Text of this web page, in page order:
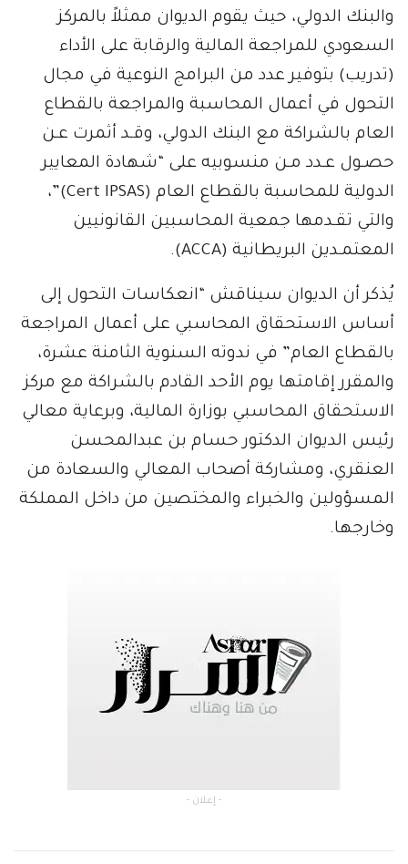
والبنك الدولي، حيث يقوم الديوان ممثلاً بالمركز
السعودي للمراجعة المالية والرقابة على الأداء
(تدريب) بتوفير عدد من البرامج النوعية في مجال
التحول في أعمال المحاسبة والمراجعة بالقطاع
العام بالشراكة مع البنك الدولي، وقـد أثمرت عـن
حصـول عـدد مـن منسوبيه على “شهادة المعايير
الدولية للمحاسبة بالقطاع العام (Cert IPSAS)”،
والتي تقـدمها جمعية المحاسبين القانونيين
المعتمـدين البريطانية (ACCA).
يُذكر أن الديوان سيناقش “انعكاسات التحول إلى
أساس الاستحقاق المحاسبي على أعمال المراجعة
بالقطاع العام” في ندوته السنوية الثامنة عشرة،
والمقرر إقامتها يوم الأحد القادم بالشراكة مع مركز
الاستحقاق المحاسبي بوزارة المالية، وبرعاية معالي
رئيس الديوان الدكتور حسام بن عبدالمحسن
العنقري، ومشاركة أصحاب المعالي والسعادة من
المسؤولين والخبراء والمختصين من داخل المملكة
وخارجها.
- إعلان -